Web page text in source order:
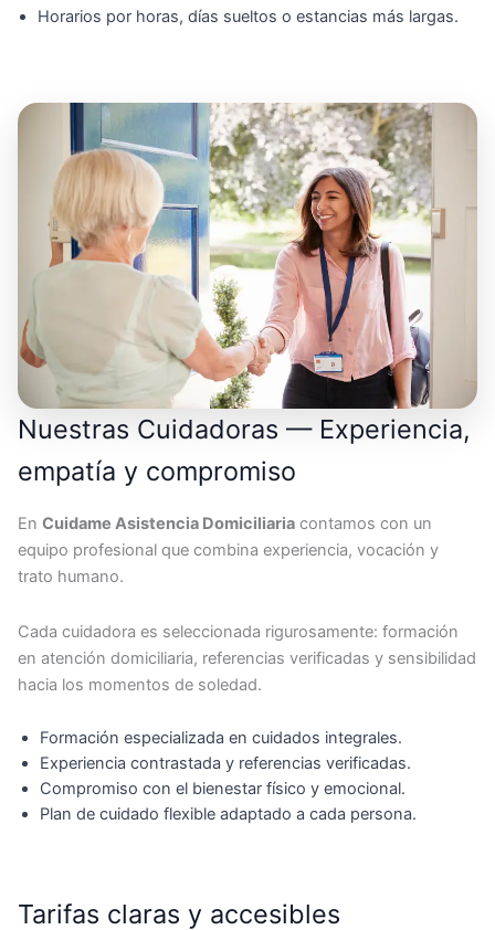
Horarios por horas, días sueltos o estancias más largas.
Nuestras Cuidadoras — Experiencia,
empatía y compromiso
En Cuidame Asistencia Domiciliaria contamos con un
equipo profesional que combina experiencia, vocación y
trato humano.
Cada cuidadora es seleccionada rigurosamente: formación
en atención domiciliaria, referencias verificadas y sensibilidad
hacia los momentos de soledad.
Formación especializada en cuidados integrales.
Experiencia contrastada y referencias verificadas.
Compromiso con el bienestar físico y emocional.
Plan de cuidado flexible adaptado a cada persona.
Tarifas claras y accesibles